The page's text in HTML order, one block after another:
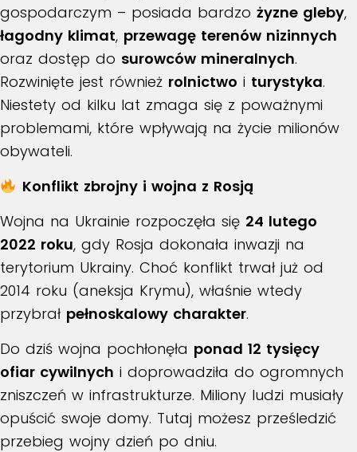
gospodarczym – posiada bardzo żyzne gleby,
łagodny klimat, przewagę terenów nizinnych
oraz dostęp do surowców mineralnych.
Rozwinięte jest również rolnictwo i turystyka.
Niestety od kilku lat zmaga się z poważnymi
problemami, które wpływają na życie milionów
obywateli.
Konflikt zbrojny i wojna z Rosją
Wojna na Ukrainie rozpoczęła się 24 lutego
2022 roku, gdy Rosja dokonała inwazji na
terytorium Ukrainy. Choć konflikt trwał już od
2014 roku (aneksja Krymu), właśnie wtedy
przybrał pełnoskalowy charakter.
Do dziś wojna pochłonęła ponad 12 tysięcy
ofiar cywilnych i doprowadziła do ogromnych
zniszczeń w infrastrukturze. Miliony ludzi musiały
opuścić swoje domy. Tutaj możesz prześledzić
przebieg wojny dzień po dniu.